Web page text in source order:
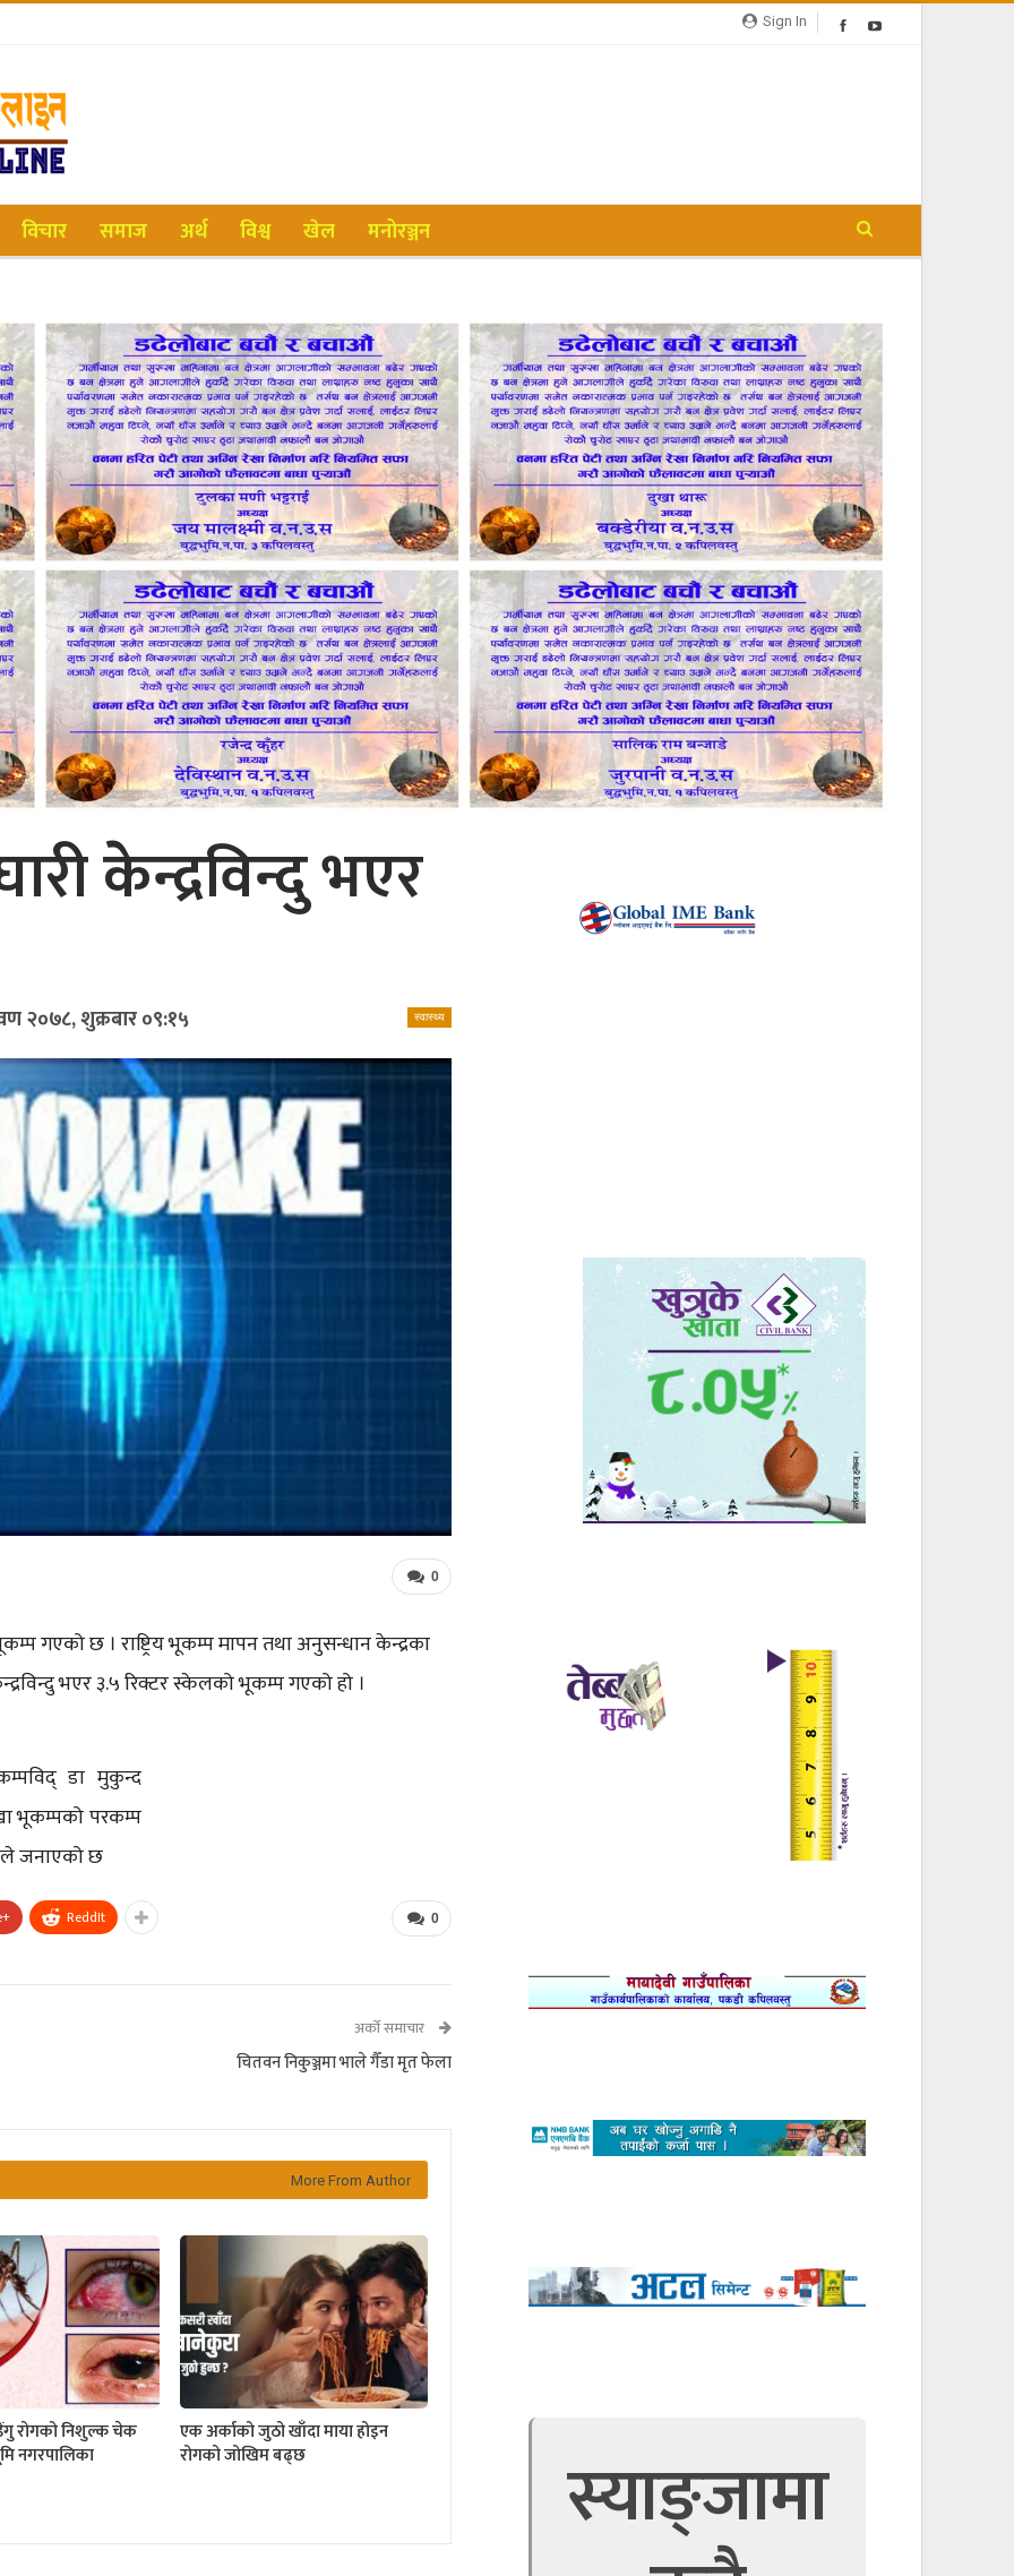
Sign In
विचार समाज अर्थ विश्व खेल मनोरञ्जन
केन्द्रविन्दु भएर
स्वास्थ्य
२०७८, शुक्रबार ०९:१५
0
गएको छ । राष्ट्रिय भूकम्प मापन तथा अनुसन्धान केन्द्रका
भएर ३.५ रिक्टर स्केलको भूकम्प गएको हो ।
डा मुकुन्द
भूकम्पको परकम्प
जनाएको छ
0
ReddIt
अर्को समाचार
चितवन निकुञ्जमा भाले गैँडा मृत फेला
More From Author
रोगको निशुल्क चेक
नगरपालिका
एक अर्काको जुठो खाँदा माया होइन
रोगको जोखिम बढ्छ
स्याङ्जामा